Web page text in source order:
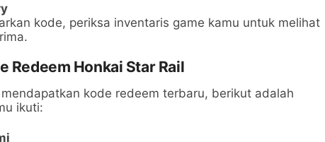
kode, periksa inventaris game kamu untuk melihat
Redeem Honkai Star Rail
kode redeem terbaru, berikut adalah
ikuti: